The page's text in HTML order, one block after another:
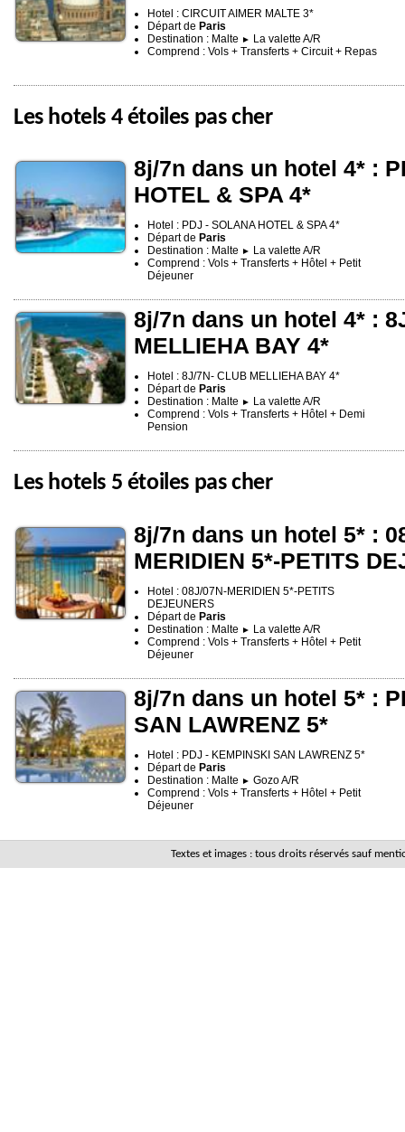
Hotel : CIRCUIT AIMER MALTE 3*
Départ de Paris
Destination : Malte ►
La valette A/R
Comprend : Vols + Transferts + Circuit + Repas
Les hotels 4 étoiles pas cher
8j/7n dans un hotel 4* :
HOTEL & SPA 4*
Hotel : PDJ - SOLANA HOTEL & SPA 4*
Départ de Paris
Destination : Malte ►
La valette A/R
Comprend : Vols + Transferts + Hôtel + Petit
Déjeuner
8j/7n dans un hotel 4* :
MELLIEHA BAY 4*
Hotel : 8J/7N- CLUB MELLIEHA BAY 4*
Départ de Paris
Destination : Malte ►
La valette A/R
Comprend : Vols + Transferts + Hôtel + Demi
Pension
Les hotels 5 étoiles pas cher
8j/7n dans un hotel 5* :
MERIDIEN 5*-PETITS
Hotel : 08J/07N-MERIDIEN 5*-PETITS
DEJEUNERS
Départ de Paris
Destination : Malte ► La valette A/R
Comprend : Vols + Transferts + Hôtel + Petit
Déjeuner
8j/7n dans un hotel 5* :
SAN LAWRENZ 5*
Hotel : PDJ - KEMPINSKI SAN LAWRENZ 5*
Départ de Paris
Destination : Malte ► Gozo A/R
Comprend : Vols + Transferts + Hôtel + Petit
Déjeuner
Textes et images : tous droits réservés sauf